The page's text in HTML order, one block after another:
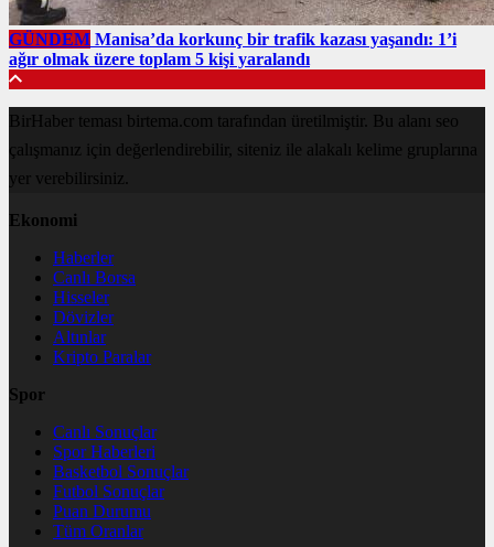
GÜNDEM Manisa’da korkunç bir trafik kazası yaşandı: 1’i
ağır olmak üzere toplam 5 kişi yaralandı
BirHaber teması birtema.com tarafından üretilmiştir. Bu alanı seo
çalışmanız için değerlendirebilir, siteniz ile alakalı kelime gruplarına
yer verebilirsiniz.
Ekonomi
Haberler
Canlı Borsa
Hisseler
Dövizler
Altınlar
Kripto Paralar
Spor
Canlı Sonuçlar
Spor Haberleri
Basketbol Sonuçlar
Futbol Sonuçlar
Puan Durumu
Tüm Oranlar